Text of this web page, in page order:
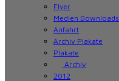
Flyer
Medien Downloads
Anfahrt
Archiv Plakate
Plakate
Archiv
2012